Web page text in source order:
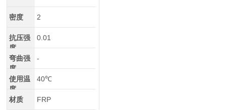
密度 2
抗压强
度
0.01
弯曲强
度
-
使用温
度
40℃
材质 FRP